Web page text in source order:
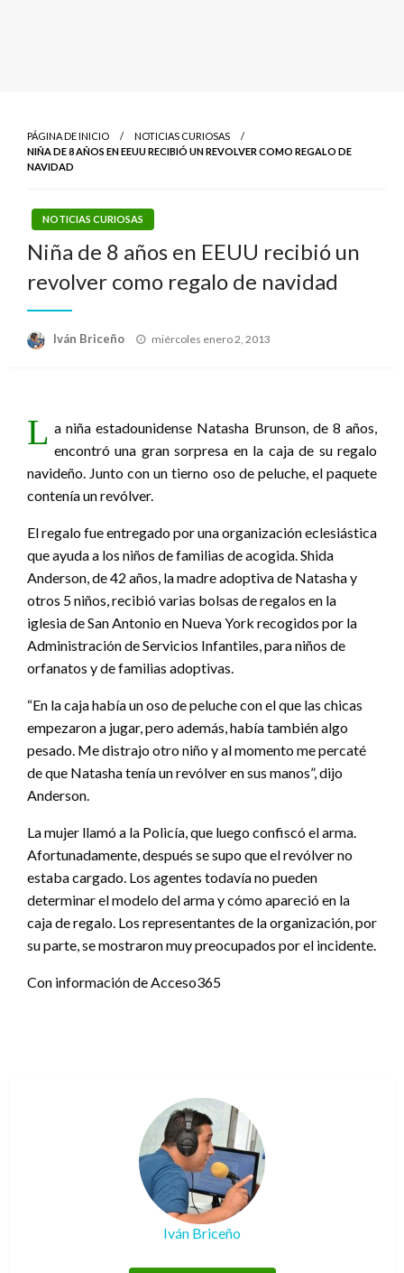
PÁGINA DE INICIO
NOTICIAS CURIOSAS
NIÑA DE 8 AÑOS EN EEUU RECIBIÓ UN REVOLVER COMO REGALO DE
NAVIDAD
NOTICIAS CURIOSAS
Niña de 8 años en EEUU recibió un
revolver como regalo de navidad
Iván Briceño
Publicado
miércoles enero 2, 2013
L a niña estadounidense Natasha Brunson, de 8 años,
encontró una gran sorpresa en la caja de su regalo
navideño. Junto con un tierno oso de peluche, el paquete
contenía un revólver.
El regalo fue entregado por una organización eclesiástica
que ayuda a los niños de familias de acogida. Shida
Anderson, de 42 años, la madre adoptiva de Natasha y
otros 5 niños, recibió varias bolsas de regalos en la
iglesia de San Antonio en Nueva York recogidos por la
Administración de Servicios Infantiles, para niños de
orfanatos y de familias adoptivas.
“En la caja había un oso de peluche con el que las chicas
empezaron a jugar, pero además, había también algo
pesado. Me distrajo otro niño y al momento me percaté
de que Natasha tenía un revólver en sus manos”, dijo
Anderson.
La mujer llamó a la Policía, que luego confiscó el arma.
Afortunadamente, después se supo que el revólver no
estaba cargado. Los agentes todavía no pueden
determinar el modelo del arma y cómo apareció en la
caja de regalo. Los representantes de la organización, por
su parte, se mostraron muy preocupados por el incidente.
Con información de Acceso365
Iván Briceño